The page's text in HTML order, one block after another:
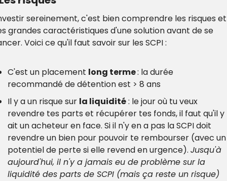
sereinement, c'est bien comprendre les risques et
grandes caractéristiques d'une solution avant de se
Voici ce qu'il faut savoir sur les SCPI :
C'est un placement long terme : la durée
recommandé de détention est > 8 ans
Il y a un risque sur la liquidité : le jour où tu veux
revendre tes parts et récupérer tes fonds, il faut qu'il y
ait un acheteur en face. Si il n'y en a pas la SCPI doit
revendre un bien pour pouvoir te rembourser (avec un
potentiel de perte si elle revend en urgence). Jusqu'à
aujourd'hui, il n'y a jamais eu de problème sur la
liquidité des parts de SCPI (mais ça reste un risque)